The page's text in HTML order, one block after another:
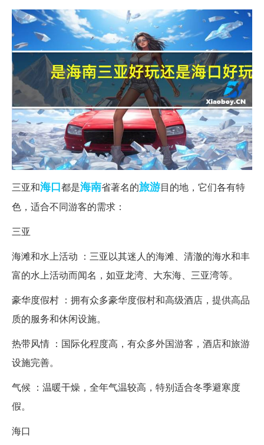
三亚和海口都是海南省著名的旅游目的地，它们各有特
色，适合不同游客的需求：
三亚
海滩和水上活动 ：三亚以其迷人的海滩、清澈的海水和丰
富的水上活动而闻名，如亚龙湾、大东海、三亚湾等。
豪华度假村 ：拥有众多豪华度假村和高级酒店，提供高品
质的服务和休闲设施。
热带风情 ：国际化程度高，有众多外国游客，酒店和旅游
设施完善。
气候 ：温暖干燥，全年气温较高，特别适合冬季避寒度
假。
海口